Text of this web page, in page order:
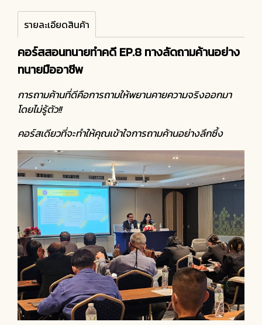
รายละเอียดสินค้า
คอร์สสอนทนายทำคดี EP.8 ทางลัดถามค้านอย่าง
ทนายมืออาชีพ
การถามค้านที่ดีคือการถามให้พยานคายความจริงออกมา
โดยไม่รู้ตัว!!
คอร์สเดียวที่จะทำให้คุณเข้าใจการถามค้านอย่างลึกซึ้ง